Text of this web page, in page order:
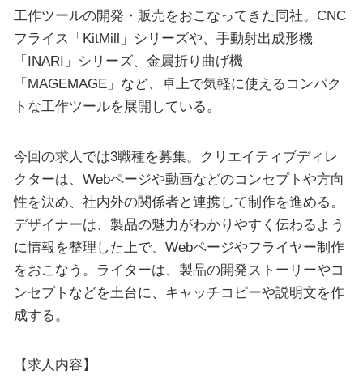
工作ツールの開発・販売をおこなってきた同社。CNC
フライス「KitMill」シリーズや、手動射出成形機
「INARI」シリーズ、金属折り曲げ機
「MAGEMAGE」など、卓上で気軽に使えるコンパク
トな工作ツールを展開している。
今回の求人では3職種を募集。クリエイティブディレ
クターは、Webページや動画などのコンセプトや方向
性を決め、社内外の関係者と連携して制作を進める。
デザイナーは、製品の魅力がわかりやすく伝わるよう
に情報を整理した上で、Webページやフライヤー制作
をおこなう。ライターは、製品の開発ストーリーやコ
ンセプトなどを土台に、キャッチコピーや説明文を作
成する。
【求人内容】